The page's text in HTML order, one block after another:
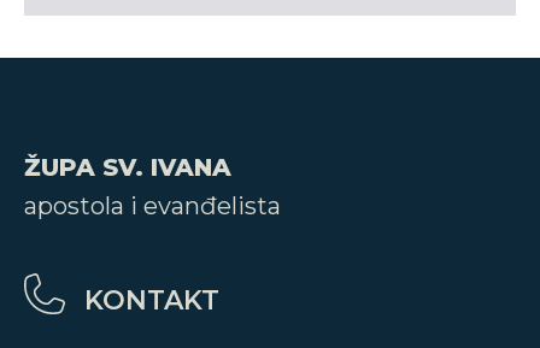
ŽUPA SV. IVANA
apostola i evanđelista
KONTAKT